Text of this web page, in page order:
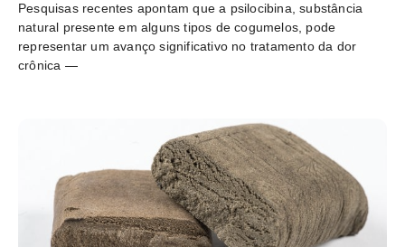
Pesquisas recentes apontam que a psilocibina, substância
natural presente em alguns tipos de cogumelos, pode
representar um avanço significativo no tratamento da dor
crônica —